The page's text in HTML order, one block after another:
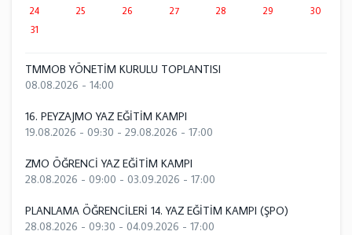
24
25 26 27 28 29
30
31
TMMOB YÖNETİM KURULU TOPLANTISI
08.08.2026 - 14:00
16. PEYZAJMO YAZ EĞİTİM KAMPI
19.08.2026 - 09:30 - 29.08.2026 - 17:00
ZMO ÖĞRENCİ YAZ EĞİTİM KAMPI
28.08.2026 - 09:00 - 03.09.2026 - 17:00
PLANLAMA ÖĞRENCİLERİ 14. YAZ EĞİTİM KAMPI (ŞPO)
28.08.2026 - 09:30 - 04.09.2026 - 17:00